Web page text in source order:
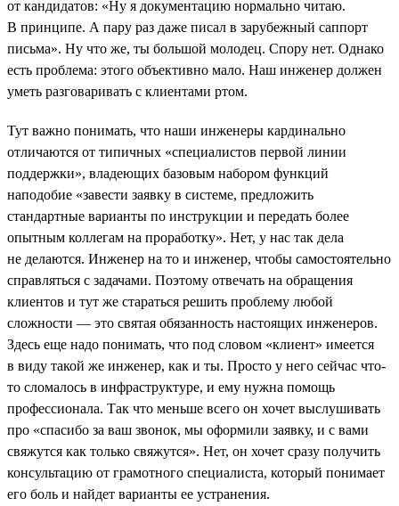
от кандидатов: «Ну я документацию нормально читаю.
В принципе. А пару раз даже писал в зарубежный саппорт
письма». Ну что же, ты большой молодец. Спору нет. Однако
есть проблема: этого объективно мало. Наш инженер должен
уметь разговаривать с клиентами ртом.
Тут важно понимать, что наши инженеры кардинально
отличаются от типичных «специалистов первой линии
поддержки», владеющих базовым набором функций
наподобие «завести заявку в системе, предложить
стандартные варианты по инструкции и передать более
опытным коллегам на проработку». Нет, у нас так дела
не делаются. Инженер на то и инженер, чтобы самостоятельно
справляться с задачами. Поэтому отвечать на обращения
клиентов и тут же стараться решить проблему любой
сложности — это святая обязанность настоящих инженеров.
Здесь еще надо понимать, что под словом «клиент» имеется
в виду такой же инженер, как и ты. Просто у него сейчас что-
то сломалось в инфраструктуре, и ему нужна помощь
профессионала. Так что меньше всего он хочет выслушивать
про «спасибо за ваш звонок, мы оформили заявку, и с вами
свяжутся как только свяжутся». Нет, он хочет сразу получить
консультацию от грамотного специалиста, который понимает
его боль и найдет варианты ее устранения.